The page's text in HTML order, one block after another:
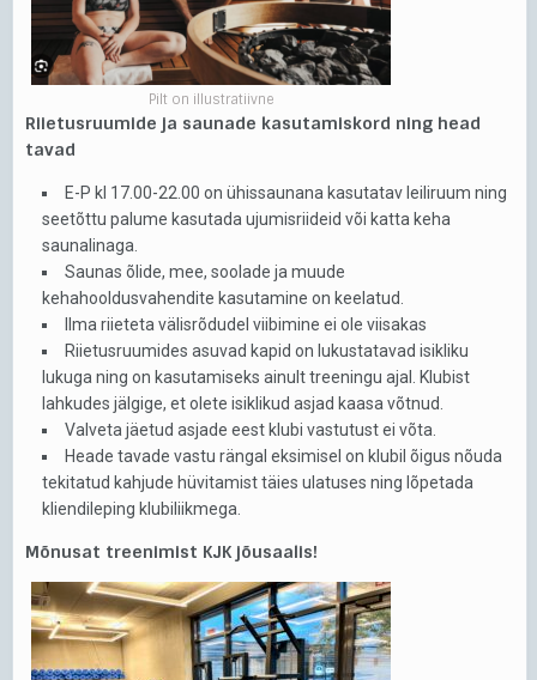
Pilt on illustratiivne
Riietusruumide ja saunade kasutamiskord ning head
tavad
E-P kl 17.00-22.00 on ühissaunana kasutatav leiliruum ning
seetõttu palume kasutada ujumisriideid või katta keha
saunalinaga.
Saunas õlide, mee, soolade ja muude
kehahooldusvahendite kasutamine on keelatud.
Ilma riieteta välisrõdudel viibimine ei ole viisakas
Riietusruumides asuvad kapid on lukustatavad isikliku
lukuga ning on kasutamiseks ainult treeningu ajal. Klubist
lahkudes jälgige, et olete isiklikud asjad kaasa võtnud.
Valveta jäetud asjade eest klubi vastutust ei võta.
Heade tavade vastu rängal eksimisel on klubil õigus nõuda
tekitatud kahjude hüvitamist täies ulatuses ning lõpetada
kliendileping klubiliikmega.
Mõnusat treenimist KJK jõusaalis!